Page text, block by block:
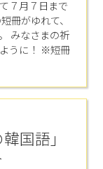
７月７日まで
冊がゆれて、
みなさまの祈
うに！ ※短冊
国語」